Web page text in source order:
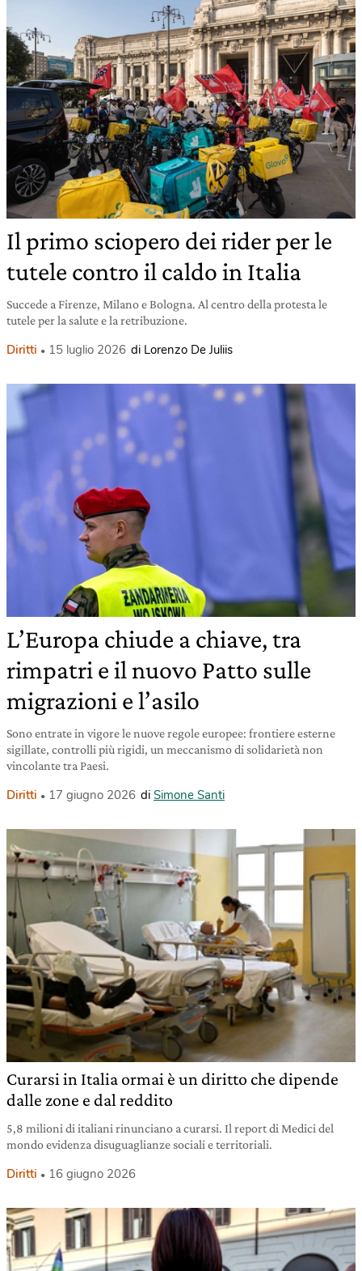
Il primo sciopero dei rider per le
tutele contro il caldo in Italia
Succede a Firenze, Milano e Bologna. Al centro della protesta le
tutele per la salute e la retribuzione.
Diritti 15 luglio 2026 di Lorenzo De Juliis
L’Europa chiude a chiave, tra
rimpatri e il nuovo Patto sulle
migrazioni e l’asilo
Sono entrate in vigore le nuove regole europee: frontiere esterne
sigillate, controlli più rigidi, un meccanismo di solidarietà non
vincolante tra Paesi.
Diritti 17 giugno 2026 di Simone Santi
Curarsi in Italia ormai è un diritto che dipende
dalle zone e dal reddito
5,8 milioni di italiani rinunciano a curarsi. Il report di Medici del
mondo evidenza disuguaglianze sociali e territoriali.
Diritti 16 giugno 2026